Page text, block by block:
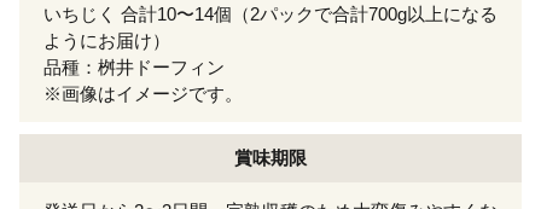
いちじく 合計10〜14個（2パックで合計700g以上になる
ようにお届け）
品種：桝井ドーフィン
※画像はイメージです。
賞味期限